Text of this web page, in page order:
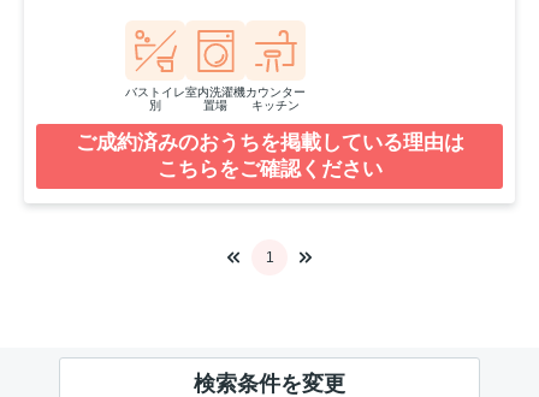
バストイレ
別
室内洗濯機
置場
カウンター
キッチン
ご成約済みのおうちを掲載している理由は
こちらをご確認ください
1
検索条件を変更